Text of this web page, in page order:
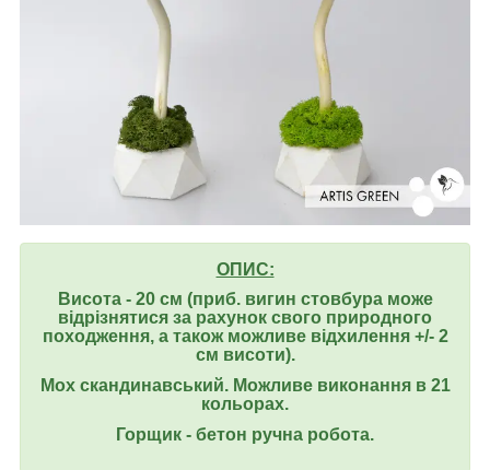
ОПИС:
Висота - 20 см (приб. вигин стовбура може
відрізнятися за рахунок свого природного
походження, а також можливе відхилення +/- 2
см висоти).
Мох скандинавський. Можливе виконання в 21
кольорах.
Горщик - бетон ручна робота.